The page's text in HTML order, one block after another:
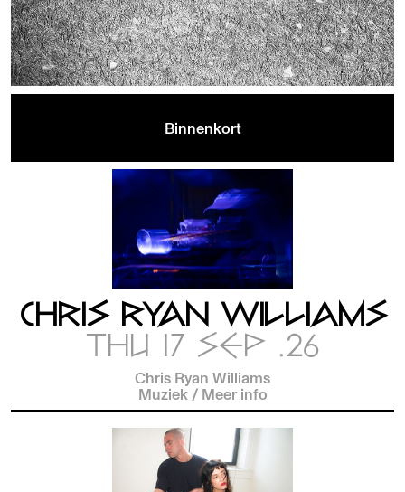
Binnenkort
CHRIS RYAN WILLIAMS
THU 17 SEP .26
Chris Ryan Williams
Muziek /Meer info